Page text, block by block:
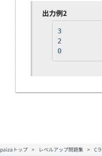
出力例2
3
2
0
paizaトップ レベルアップ問題集 C